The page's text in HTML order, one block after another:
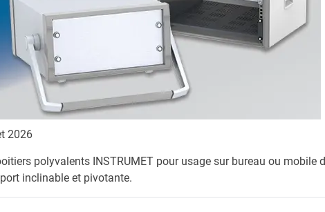
2026
polyvalents INSTRUMET pour usage sur bureau ou mobile
inclinable et pivotante.